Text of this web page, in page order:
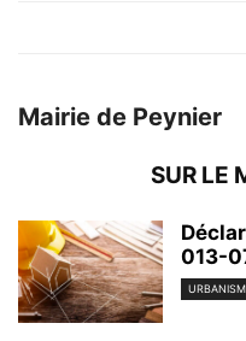
Mairie de Peynier
SUR LE
013-